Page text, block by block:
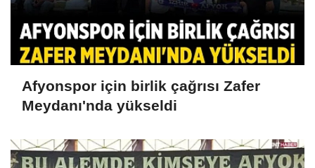
Afyonspor için birlik çağrısı Zafer
Meydanı'nda yükseldi